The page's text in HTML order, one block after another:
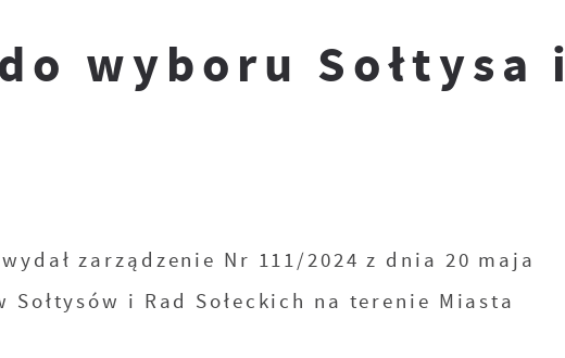
wyboru Sołtysa i
zarządzenie Nr 111/2024 z dnia 20 maja
i Rad Sołeckich na terenie Miasta